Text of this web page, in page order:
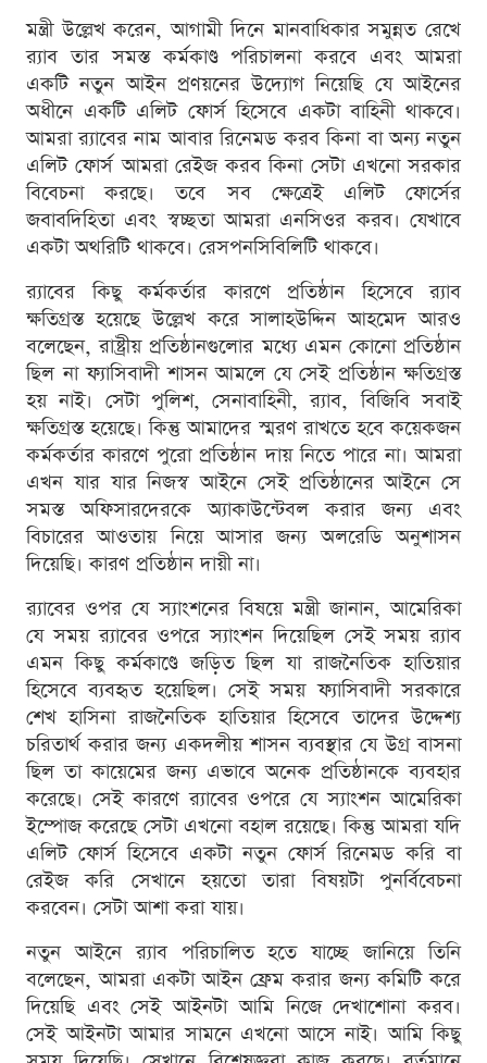
মন্ত্রী উল্লেখ করেন, আগামী দিনে মানবাধিকার সমুন্নত রেখে
র‍্যাব তার সমস্ত কর্মকাণ্ড পরিচালনা করবে এবং আমরা
একটি নতুন আইন প্রণয়নের উদ্যোগ নিয়েছি যে আইনের
অধীনে একটি এলিট ফোর্স হিসেবে একটা বাহিনী থাকবে।
আমরা র‍্যাবের নাম আবার রিনেমড করব কিনা বা অন্য নতুন
এলিট ফোর্স আমরা রেইজ করব কিনা সেটা এখনো সরকার
বিবেচনা করছে। তবে সব ক্ষেত্রেই এলিট ফোর্সের
জবাবদিহিতা এবং স্বচ্ছতা আমরা এনসিওর করব। যেখাবে
একটা অথরিটি থাকবে। রেসপনসিবিলিটি থাকবে।
র‍্যাবের কিছু কর্মকর্তার কারণে প্রতিষ্ঠান হিসেবে র‍্যাব
ক্ষতিগ্রস্ত হয়েছে উল্লেখ করে সালাহউদ্দিন আহমেদ আরও
বলেছেন, রাষ্ট্রীয় প্রতিষ্ঠানগুলোর মধ্যে এমন কোনো প্রতিষ্ঠান
ছিল না ফ্যাসিবাদী শাসন আমলে যে সেই প্রতিষ্ঠান ক্ষতিগ্রস্ত
হয় নাই। সেটা পুলিশ, সেনাবাহিনী, র‍্যাব, বিজিবি সবাই
ক্ষতিগ্রস্ত হয়েছে। কিন্তু আমাদের স্মরণ রাখতে হবে কয়েকজন
কর্মকর্তার কারণে পুরো প্রতিষ্ঠান দায় নিতে পারে না। আমরা
এখন যার যার নিজস্ব আইনে সেই প্রতিষ্ঠানের আইনে সে
সমস্ত অফিসারদেরকে অ্যাকাউন্টেবল করার জন্য এবং
বিচারের আওতায় নিয়ে আসার জন্য অলরেডি অনুশাসন
দিয়েছি। কারণ প্রতিষ্ঠান দায়ী না।
র‍্যাবের ওপর যে স্যাংশনের বিষয়ে মন্ত্রী জানান, আমেরিকা
যে সময় র‍্যাবের ওপরে স্যাংশন দিয়েছিল সেই সময় র‍্যাব
এমন কিছু কর্মকাণ্ডে জড়িত ছিল যা রাজনৈতিক হাতিয়ার
হিসেবে ব্যবহৃত হয়েছিল। সেই সময় ফ্যাসিবাদী সরকারে
শেখ হাসিনা রাজনৈতিক হাতিয়ার হিসেবে তাদের উদ্দেশ্য
চরিতার্থ করার জন্য একদলীয় শাসন ব্যবস্থার যে উগ্র বাসনা
ছিল তা কায়েমের জন্য এভাবে অনেক প্রতিষ্ঠানকে ব্যবহার
করেছে। সেই কারণে র‍্যাবের ওপরে যে স্যাংশন আমেরিকা
ইম্পোজ করেছে সেটা এখনো বহাল রয়েছে। কিন্তু আমরা যদি
এলিট ফোর্স হিসেবে একটা নতুন ফোর্স রিনেমড করি বা
রেইজ করি সেখানে হয়তো তারা বিষয়টা পুনর্বিবেচনা
করবেন। সেটা আশা করা যায়।
নতুন আইনে র‍্যাব পরিচালিত হতে যাচ্ছে জানিয়ে তিনি
বলেছেন, আমরা একটা আইন ফ্রেম করার জন্য কমিটি করে
দিয়েছি এবং সেই আইনটা আমি নিজে দেখাশোনা করব।
সেই আইনটা আমার সামনে এখনো আসে নাই। আমি কিছু